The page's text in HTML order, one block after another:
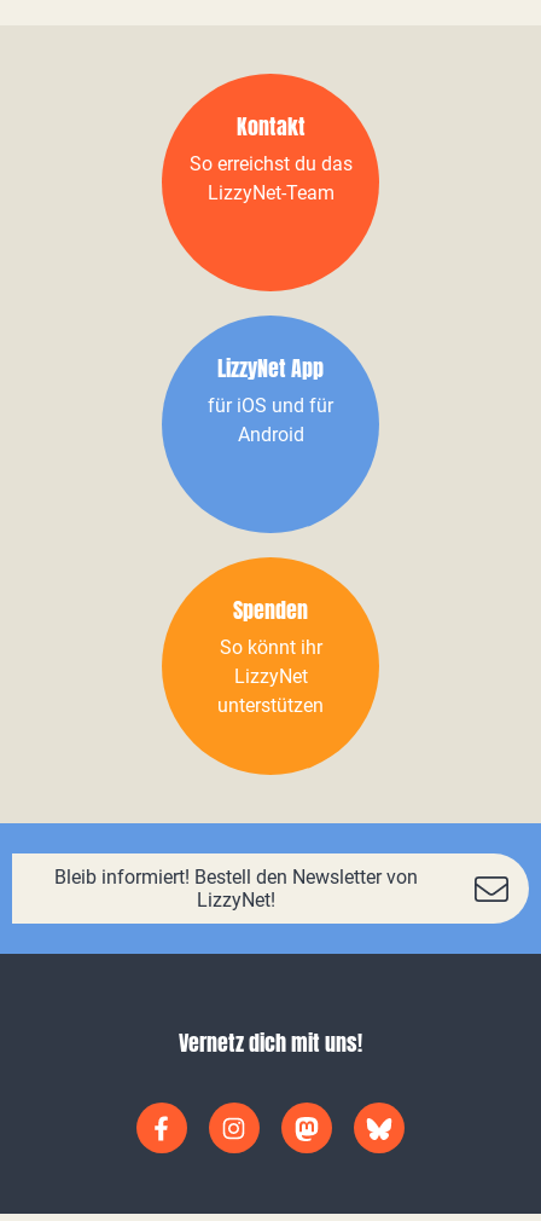
Kontakt
So erreichst du das
LizzyNet-Team
LizzyNet App
für iOS und für
Android
Spenden
So könnt ihr
LizzyNet
unterstützen
Bleib informiert! Bestell den Newsletter von
LizzyNet!
Vernetz dich mit uns!